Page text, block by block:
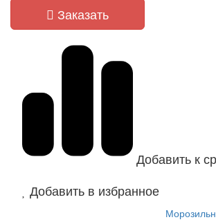
Заказать
Добавить к
Добавить в избранное